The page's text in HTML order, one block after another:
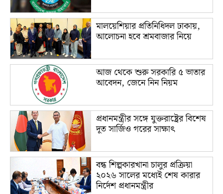
মালয়েশিয়ার প্রতিনিধিদল ঢাকায়,
আলোচনা হবে শ্রমবাজার নিয়ে
আজ থেকে শুরু সরকারি ৫ ভাতার
আবেদন, জেনে নিন নিয়ম
প্রধানমন্ত্রীর সঙ্গে যুক্তরাষ্ট্রের বিশেষ
দূত সার্জিও গরের সাক্ষাৎ
বন্ধ শিল্পকারখানা চালুর প্রক্রিয়া
২০২৬ সালের মধ্যেই শেষ কারার
নির্দেশ প্রধানমন্ত্রীর